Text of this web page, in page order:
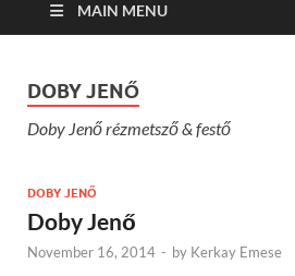
MAIN MENU
DOBY JENŐ
Doby Jenő rézmetsző & festő
DOBY JENŐ
Doby Jenő
November 16, 2014 - by Kerkay Emese